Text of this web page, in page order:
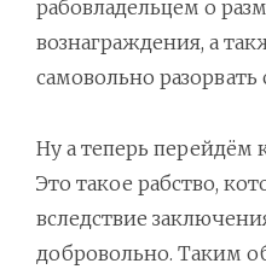
рабовладельцем о
вознаграждения, а
самовольно
Ну а теперь перейдём
Это такое рабство,
вследствие
добровольно. Таким